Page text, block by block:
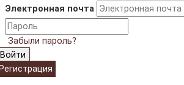
Электронная почта
Забыли пароль?
Войти